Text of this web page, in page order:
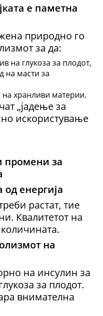
е паметна
природно го
за да:
на глукоза за плодот,
на масти за
на хранливи материи.
„јадење за
искористување
промени за
енергија
растат, тие
Квалитетот на
на
на инсулин за
за плодот.
внимателна